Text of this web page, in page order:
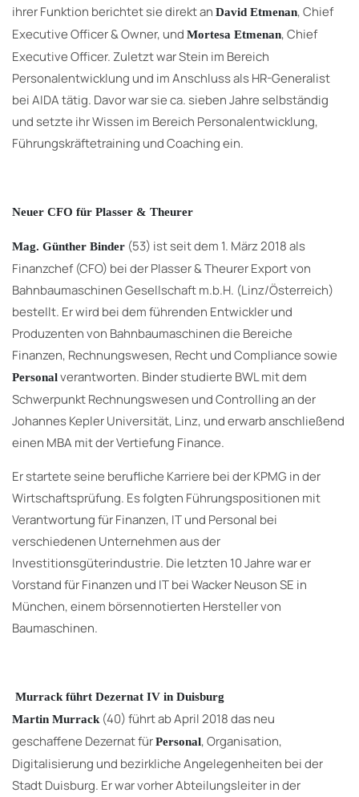
ihrer Funktion berichtet sie direkt an David Etmenan, Chief
Executive Officer & Owner, und Mortesa Etmenan, Chief
Executive Officer. Zuletzt war Stein im Bereich
Personalentwicklung und im Anschluss als HR-Generalist
bei AIDA tätig. Davor war sie ca. sieben Jahre selbständig
und setzte ihr Wissen im Bereich Personalentwicklung,
Führungskräftetraining und Coaching ein.
Neuer CFO für Plasser & Theurer
Mag. Günther Binder (53) ist seit dem 1. März 2018 als
Finanzchef (CFO) bei der Plasser & Theurer Export von
Bahnbaumaschinen Gesellschaft m.b.H. (Linz/Österreich)
bestellt. Er wird bei dem führenden Entwickler und
Produzenten von Bahnbaumaschinen die Bereiche
Finanzen, Rechnungswesen, Recht und Compliance sowie
Personalverantworten. Binder studierte BWL mit dem
Schwerpunkt Rechnungswesen und Controlling an der
Johannes Kepler Universität, Linz, und erwarb anschließend
einen MBA mit der Vertiefung Finance.
Er startete seine berufliche Karriere bei der KPMG in der
Wirtschaftsprüfung. Es folgten Führungspositionen mit
Verantwortung für Finanzen, IT und Personal bei
verschiedenen Unternehmen aus der
Investitionsgüterindustrie. Die letzten 10 Jahre war er
Vorstand für Finanzen und IT bei Wacker Neuson SE in
München, einem börsennotierten Hersteller von
Baumaschinen.
Murrack führt Dezernat IV in Duisburg
Martin Murrack(40) führt ab April 2018 das neu
geschaffene Dezernat fürPersonal, Organisation,
Digitalisierung und bezirkliche Angelegenheiten bei der
Stadt Duisburg. Er war vorher Abteilungsleiter in der